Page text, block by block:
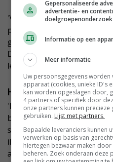
'Verwerkers als Hak,
participeren in
grondstoffen die geteeld
Daarmee zorgt het
leveringszekerheid.'
Hoe staat het met het
'De veldleeuwerik staat
biodiversiteit in de
symbool voor de
ik aan buitenstaanders vaak
anders doen dan de
Gepersonaliseerde
advertentie- en
Informatie op een
Meer informatie
Uw persoonsgegevens
apparaat (cookies, unieke ID's
kan worden opgeslagen door,
4 partners of specifiek door
onze partners kunnen precieze
gebruiken. Lijst met partners.
Bepaalde leveranciers kunnen
verwerken op basis van
hiertegen bezwaar maken
beheren. Zoek onderaan deze